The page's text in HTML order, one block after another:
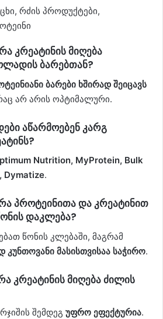
რძის პროდუქტები,
კრეატინის მიღება
ბარებთან?
ბარები ხშირად შეიცავს
არ არის ოპტიმალური.
აწარმოებენ კარგ
Nutrition, MyProtein, Bulk
Dymatize.
პროტეინითა და კრეატინით
დაკლება?
წონის კლებაში, მაგრამ
კუნთოვანი მასისთვისაა საჭირო.
კრეატინის მიღება ძილის
შემდეგ უფრო ეფექტურია.